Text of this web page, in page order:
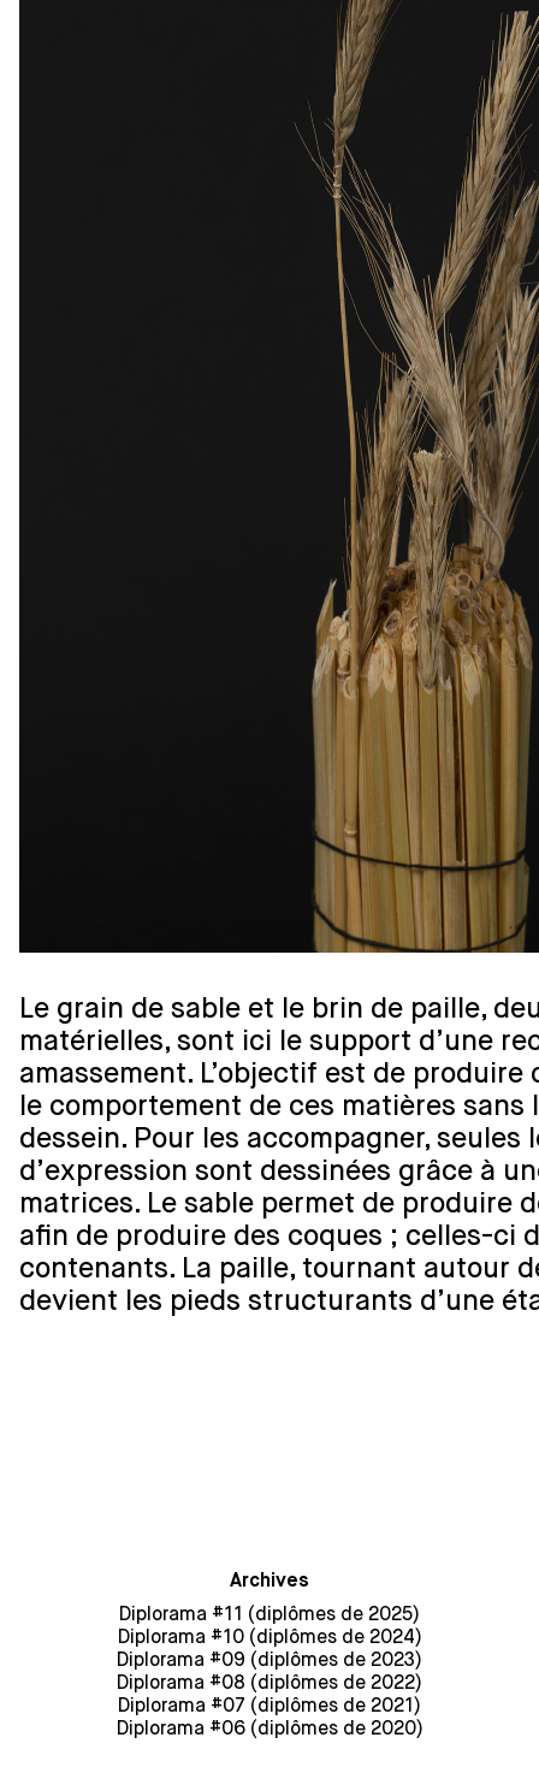
Le grain de sable et le brin de paille,
matérielles, sont ici le support d’une
amassement. L’objectif est de
le comportement de ces matières sans
dessein. Pour les accompagner, seules
d’expression sont dessinées grâce à
matrices. Le sable permet de produire
afin de produire des coques ; celles-ci
contenants. La paille, tournant autour
devient les pieds structurants d’une
Archives
Diplorama #11 (diplômes de 2025)
Diplorama #10 (diplômes de 2024)
Diplorama #09 (diplômes de 2023)
Diplorama #08 (diplômes de 2022)
Diplorama #07 (diplômes de 2021)
Diplorama #06 (diplômes de 2020)